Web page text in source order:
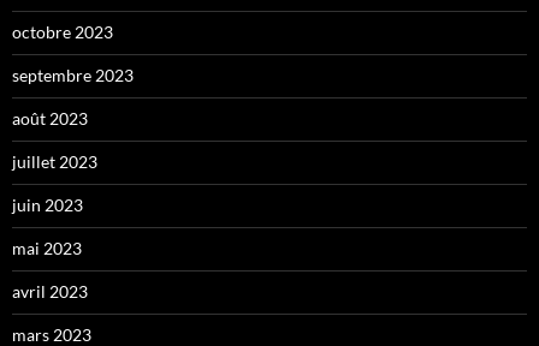
octobre 2023
septembre 2023
août 2023
juillet 2023
juin 2023
mai 2023
avril 2023
mars 2023